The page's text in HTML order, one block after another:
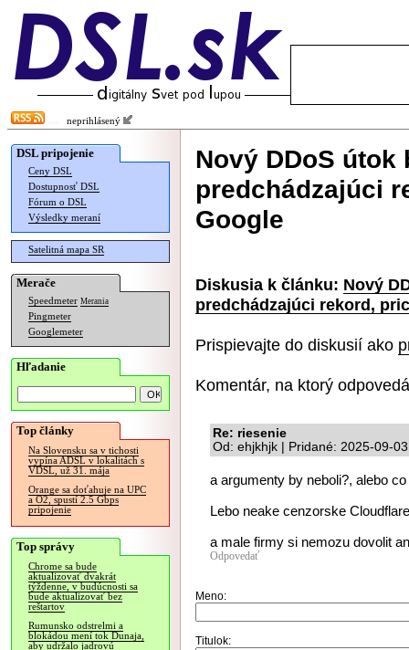
neprihlásený
DSL pripojenie
Ceny DSL
Dostupnosť DSL
Fórum o DSL
Výsledky meraní
Satelitná mapa SR
Merače
Speedmeter Merania
Pingmeter
Googlemeter
Hľadanie
Top články
Na Slovensku sa v tichosti
vypína ADSL v lokalitách s
VDSL, už 31. mája
Orange sa doťahuje na UPC
a O2, spustí 2.5 Gbps
pripojenie
Top správy
Chrome sa bude
aktualizovať dvakrát
týždenne, v budúcnosti sa
bude aktualizovať bez
reštartov
Rumunsko odstrelmi a
blokádou mení tok Dunaja,
aby udržalo jadrovú
Nový DDoS
predchádzajúci
Google
Diskusia k článku: Nový
predchádzajúci rekord,
Prispievajte do diskusií ako
Komentár, na ktorý
Re: riesenie
Od: ehjkhjk | Pridané: 2025-09-
a argumenty by neboli?, alebo
Lebo neake cenzorske
a male firmy si nemozu dovolit
Odpovedať
Meno:
Titulok: